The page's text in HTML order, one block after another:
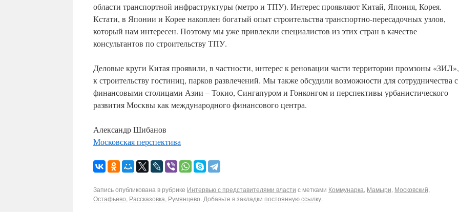
области транспортной инфраструктуры (метро и ТПУ). Интерес проявляют Китай, Япония, Корея.
Кстати, в Японии и Корее накоплен богатый опыт строительства транспортно-пересадочных узлов,
который нам интересен. Поэтому мы уже привлекли специалистов из этих стран в качестве
консультантов по строительству ТПУ.
Деловые круги Китая проявили, в частности, интерес к реновации части территории промзоны «ЗИЛ»,
к строительству гостиниц, парков развлечений. Мы также обсудили возможности для сотрудничества с
финансовыми столицами Азии – Токио, Сингапуром и Гонконгом и перспективы урбанистического
развития Москвы как международного финансового центра.
Александр Шибанов
Московская перспектива
Запись опубликована в рубрике Интервью с представителями власти с метками Коммунарка, Мамыри, Московский,
Остафьево, Рассказовка, Румянцево. Добавьте в закладки постоянную ссылку.